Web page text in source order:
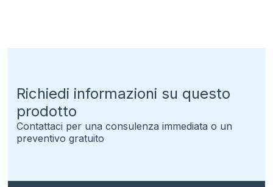
Richiedi informazioni su questo
prodotto
Contattaci per una consulenza immediata o un
preventivo gratuito